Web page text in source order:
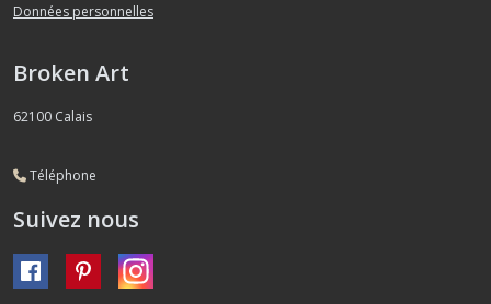
Données personnelles
Broken Art
62100 Calais
Téléphone
Suivez nous